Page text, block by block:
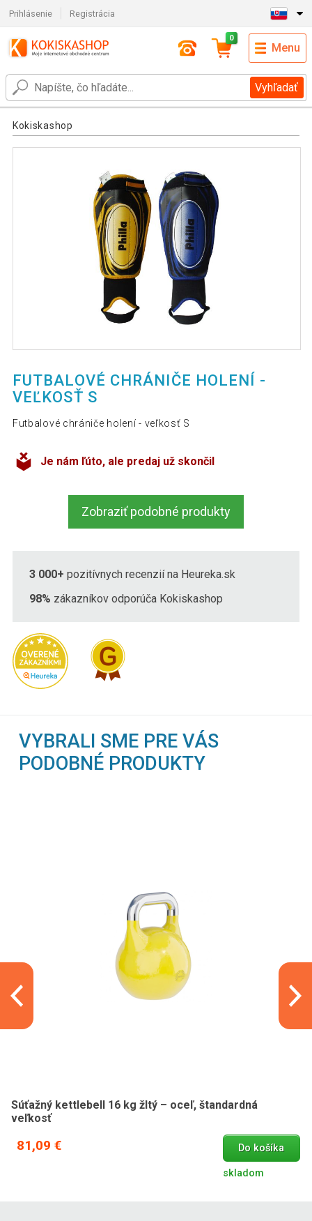
Prihlásenie Registrácia
Vyhľadať
0
Menu
Kokiskashop
FUTBALOVÉ CHRÁNIČE HOLENÍ -
VEĽKOSŤ S
Futbalové chrániče holení - veľkosť S
Je nám ľúto, ale predaj už skončil
Zobraziť podobné produkty
3 000+ pozitívnych recenzií na Heureka.sk
98% zákazníkov odporúča Kokiskashop
VYBRALI SME PRE VÁS
PODOBNÉ PRODUKTY
Súťažný kettlebell 16 kg žltý – oceľ, štandardná
veľkosť
81,09 € Do košíka
skladom